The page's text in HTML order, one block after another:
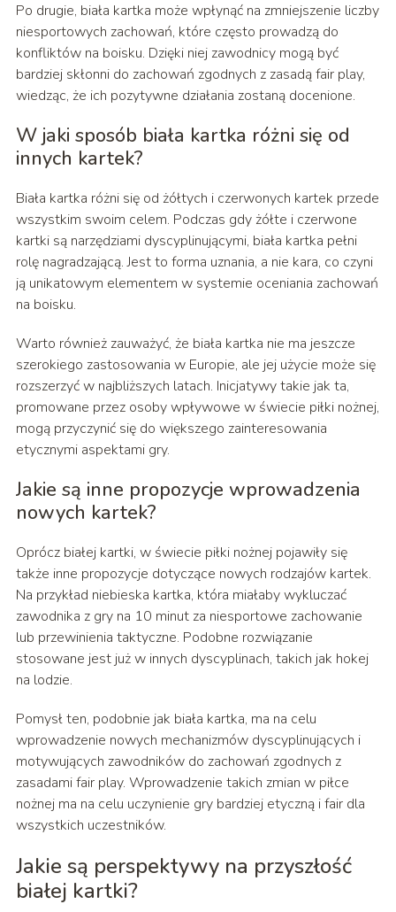
Po drugie, biała kartka może wpłynąć na zmniejszenie liczby
niesportowych zachowań, które często prowadzą do
konfliktów na boisku. Dzięki niej zawodnicy mogą być
bardziej skłonni do zachowań zgodnych z zasadą fair play,
wiedząc, że ich pozytywne działania zostaną docenione.
W jaki sposób biała kartka różni się od
innych kartek?
Biała kartka różni się od żółtych i czerwonych kartek przede
wszystkim swoim celem. Podczas gdy żółte i czerwone
kartki są narzędziami dyscyplinującymi, biała kartka pełni
rolę nagradzającą. Jest to forma uznania, a nie kara, co czyni
ją unikatowym elementem w systemie oceniania zachowań
na boisku.
Warto również zauważyć, że biała kartka nie ma jeszcze
szerokiego zastosowania w Europie, ale jej użycie może się
rozszerzyć w najbliższych latach. Inicjatywy takie jak ta,
promowane przez osoby wpływowe w świecie piłki nożnej,
mogą przyczynić się do większego zainteresowania
etycznymi aspektami gry.
Jakie są inne propozycje wprowadzenia
nowych kartek?
Oprócz białej kartki, w świecie piłki nożnej pojawiły się
także inne propozycje dotyczące nowych rodzajów kartek.
Na przykład niebieska kartka, która miałaby wykluczać
zawodnika z gry na 10 minut za niesportowe zachowanie
lub przewinienia taktyczne. Podobne rozwiązanie
stosowane jest już w innych dyscyplinach, takich jak hokej
na lodzie.
Pomysł ten, podobnie jak biała kartka, ma na celu
wprowadzenie nowych mechanizmów dyscyplinujących i
motywujących zawodników do zachowań zgodnych z
zasadami fair play. Wprowadzenie takich zmian w piłce
nożnej ma na celu uczynienie gry bardziej etyczną i fair dla
wszystkich uczestników.
Jakie są perspektywy na przyszłość
białej kartki?